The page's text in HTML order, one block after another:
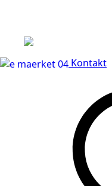
Kontakt